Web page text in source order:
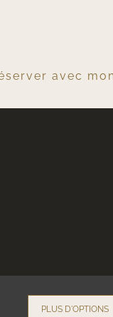
PLUS D'OPTIONS
avec